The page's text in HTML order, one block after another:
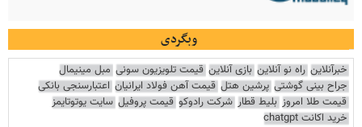
وبگردی
خبرآنلاین راه نو آنلاین بازی آنلاین قیمت تلویزیون سونی مبل مینیمال
جراح بینی گوشتی پرشین هتل قیمت آهن فولاد ایرانیان اعتبارسنجی بانکی
قیمت طلا امروز بلیط قطار شرکت رادوکو قیمت پروفیل سایت یوتوتایمز
خرید اکانت chatgpt